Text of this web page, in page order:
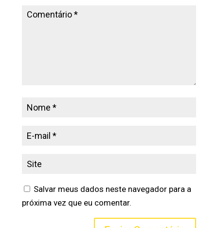
Salvar meus dados neste navegador para a
próxima vez que eu comentar.